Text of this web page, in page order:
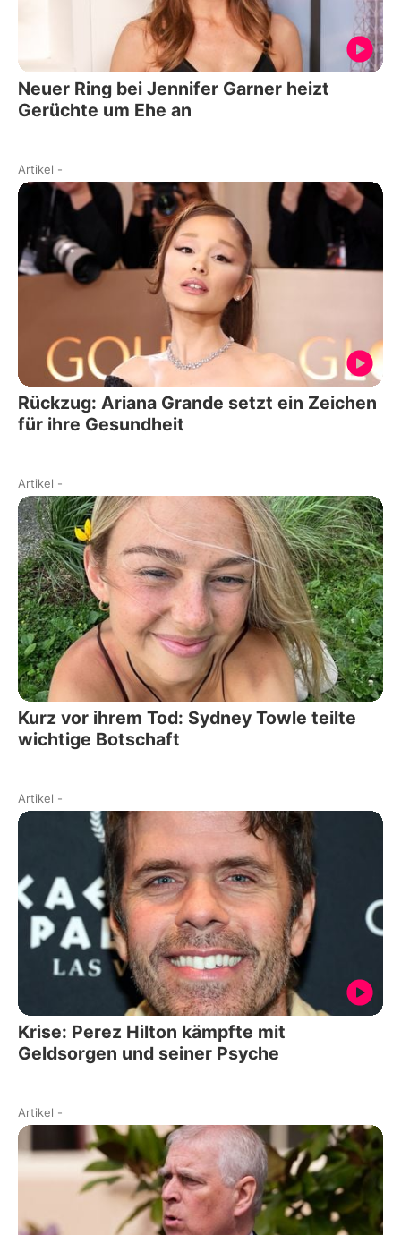
Neuer Ring bei Jennifer Garner heizt
Gerüchte um Ehe an
Artikel -
Rückzug: Ariana Grande setzt ein Zeichen
für ihre Gesundheit
Artikel -
Kurz vor ihrem Tod: Sydney Towle teilte
wichtige Botschaft
Artikel -
Krise: Perez Hilton kämpfte mit
Geldsorgen und seiner Psyche
Artikel -